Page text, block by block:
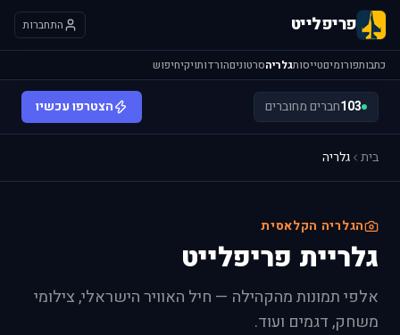
פריפלייט התחברות
כתבותפורומיםטייסותגלריהסרטוניםהורדותויקיחיפוש
103חברים מחוברים הצטרפו עכשיו
בית גלריה
הגלריה הקלאסית
גלריית פריפלייט
אלפי תמונות מהקהילה — חיל האוויר הישראלי, צילומי
משחק, דגמים ועוד.